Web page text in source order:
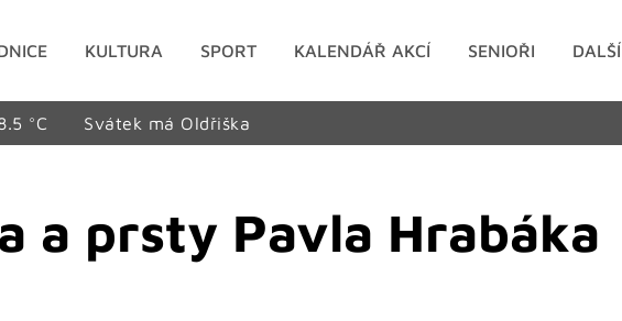
KULTURA SPORT KALENDÁŘ AKCÍ SENIOŘI DALŠÍ
°C Svátek má Oldřiška
a prsty Pavla Hrabáka